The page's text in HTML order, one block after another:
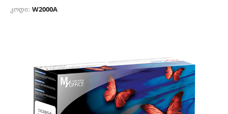
კოდი: W2000A